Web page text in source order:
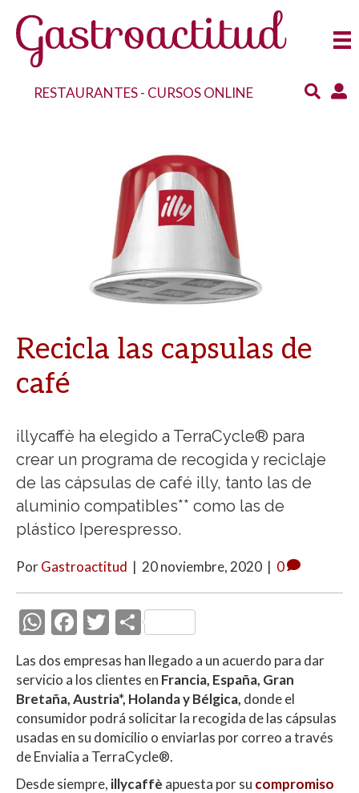
RESTAURANTES- CURSOS ONLINE
Recicla las capsulas de
café
illycaffè ha elegido a TerraCycle® para
crear un programa de recogida y reciclaje
de las cápsulas de café illy, tanto las de
aluminio compatibles** como las de
plástico Iperespresso.
PorGastroactitud | 20 noviembre, 2020 | 0
W
h
at
s
A
p
p
F
e
b
o
o
k
T
w
itt
er
C
o
m
p
ar
ti
r
Las dos empresas han llegado a un acuerdo para dar
servicio a los clientes en Francia, España, Gran
Bretaña, Austria*, Holanda y Bélgica, donde el
consumidor podrá solicitar la recogida de las cápsulas
usadas en su domicilio o enviarlas por correo a través
de Envialia a TerraCycle®.
Desde siempre, illycaffè apuesta por su compromiso